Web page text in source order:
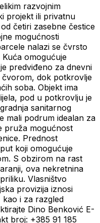
razvojnim
projekt ili privatnu
četiri zasebne čestice
mogućnosti
nalazi se čvrsto
omogućuje
predviđeno za dnevni
čvorom, dok potkrovlje
soba. Objekt ima
pod u potkrovlju je
sanitarnog
mali podrum idealan za
pruža mogućnost
Prednost
koji omogućuje
S obzirom na rast
ova nekretnina
Vlasništvo
provizija iznosi
kao i za razgled
Dino Benković E-
broj: +385 91 185